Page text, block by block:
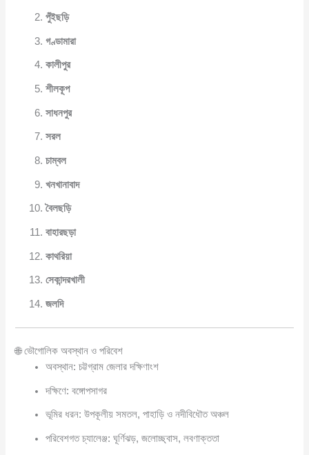
পুঁইছড়ি
গণ্ডামারা
কালীপুর
শীলকূপ
সাধনপুর
সরল
চাম্বল
খনখানাবাদ
বৈলছড়ি
বাহারছড়া
কাথরিয়া
সেকান্দরখালী
জলদি
🌐 ভৌগোলিক অবস্থান ও পরিবেশ
অবস্থান: চট্টগ্রাম জেলার দক্ষিণাংশ
দক্ষিণে: বঙ্গোপসাগর
ভূমির ধরন: উপকূলীয় সমতল, পাহাড়ি ও নদীবিধৌত অঞ্চল
পরিবেশগত চ্যালেঞ্জ: ঘূর্ণিঝড়, জলোচ্ছ্বাস, লবণাক্ততা